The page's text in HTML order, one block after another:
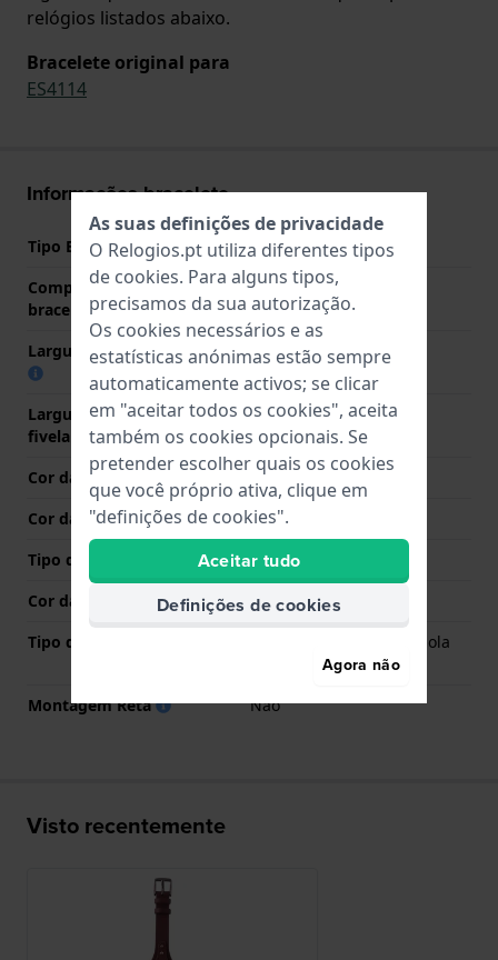
relógios listados abaixo.
Bracelete original para
ES4114
Informações bracelete
Tipo Bracelete
Couro
Comprimento do pino (da
bracelete)
18 mm
Largura das extremidades 18 mm
Largura da bracelete na
fivela
12 mm
Cor da bracelete
Roxo
Cor das costuras
Roxo
Tipo de Fecho
Fecho
Cor da fivela
Ouro rosa
Tipo de montagem
Pinos carregados por mola
de liberação rápida
Montagem Reta
Não
Visto recentemente
As suas definições de privacidade
O Relogios.pt utiliza diferentes tipos
de cookies. Para alguns tipos,
precisamos da sua autorização.
Os cookies necessários e as
estatísticas anónimas estão sempre
automaticamente activos; se clicar
em "aceitar todos os cookies", aceita
também os cookies opcionais. Se
pretender escolher quais os cookies
que você próprio ativa, clique em
"definições de cookies".
Aceitar tudo
Definições de cookies
Agora não